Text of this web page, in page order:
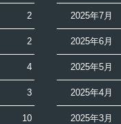
2
2
4
3
10
2025年7月
2025年6月
2025年5月
2025年4月
2025年3月